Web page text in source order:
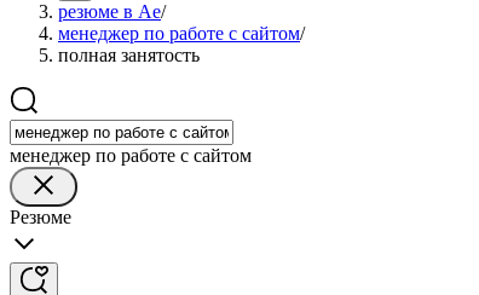
резюме в Ае/
менеджер по работе с сайтом/
полная занятость
менеджер по работе с сайтом
Резюме